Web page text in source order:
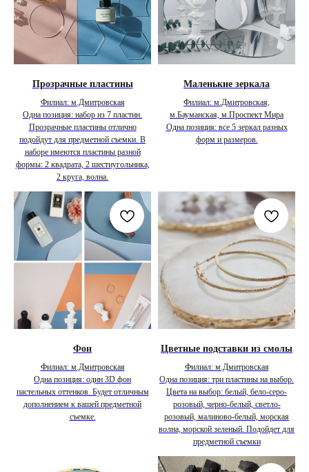
Прозрачные пластины
Филиал: м.Дмитровская
Одна позиция: набор из 7 пластин.
Прозрачные пластины отлично
подойдут для предметной съемки. В
наборе имеются пластины разной
формы: 2 квадрата, 2 шестиугольника,
2 круга, волна.
Маленькие зеркала
Филиал: м.Дмитровская,
м.Бауманская, м.Проспект Мира
Одна позиция: все 5 зеркал разных
форм и размеров.
Фон
Филиал: м.Дмитровская
Одна позиция: один 3D фон
пастельных оттенков. Будет отличным
дополнением к вашей предметной
съемке.
Цветные подставки из смолы
Филиал: м.Дмитровская
Одна позиция: три пластины на выбор.
Цвета на выбор: белый, бело-серо-
розовый, черно-белый, светло-
розовый, малиново-белый, морская
волна, морской зеленый. Подойдет для
предметной съемки